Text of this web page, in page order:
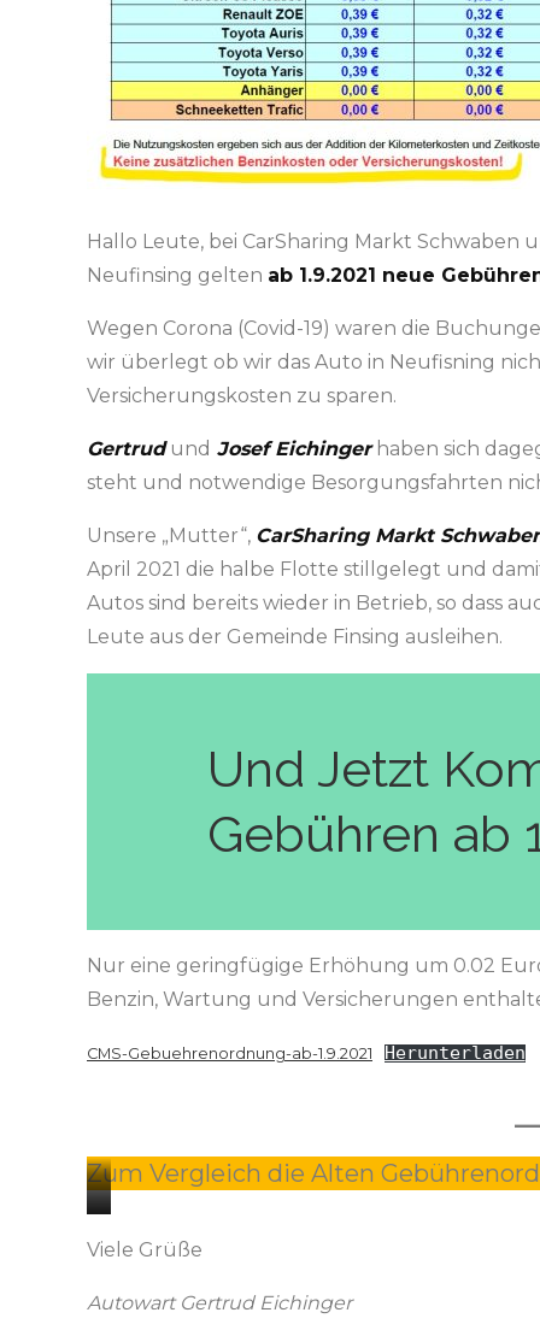
Hallo Leute, bei CarSharing Markt
Neufinsing gelten ab 1.9.2021 neue
Wegen Corona (Covid-19) waren die
wir überlegt ob wir das Auto in Neufisning
Versicherungskosten zu sparen.
Gertrudund Josef Eichingerhaben sich
steht und notwendige Besorgungsfahrten
Unsere „Mutter“, CarSharing Markt
April 2021 die halbe Flotte stillgelegt und
Autos sind bereits wieder in Betrieb, so dass
Leute aus der Gemeinde Finsing ausleihen.
Und Jetzt
Gebühren ab
Nur eine geringfügige Erhöhung um 0.02
Benzin, Wartung und Versicherungen
CMS-Gebuehrenordnung-ab-1.9.2021 Herunterladen
Zum Vergleich die Alten
G
e
G
e
Viele Grüße
Autowart Gertrud Eichinger